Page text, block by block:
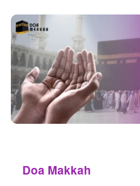
Doa Makkah